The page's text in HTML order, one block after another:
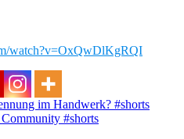
watch?v=OxQwDlKgRQI
im Handwerk? #shorts
#shorts